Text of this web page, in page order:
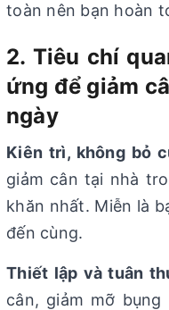
toàn nên bạn hoàn
2. Tiêu chí
ứng để giảm
ngày
Kiên trì, không bỏ
giảm cân tại nhà
khăn nhất. Miễn là
đến cùng.
Thiết lập và tuân
cân, giảm mỡ